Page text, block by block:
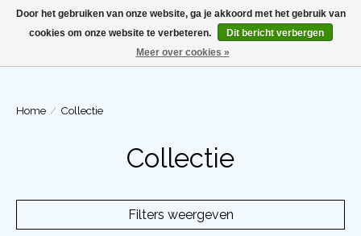
Home / Collectie
Collectie
Filters weergeven
Door het gebruiken van onze website, ga je akkoord met het gebruik van
cookies om onze website te verbeteren.
Dit bericht verbergen
Meer over cookies »